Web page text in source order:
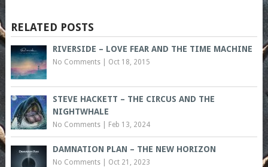
RELATED POSTS
RIVERSIDE – LOVE FEAR AND THE TIME MACHINE
No Comments| Oct 18, 2015
STEVE HACKETT – THE CIRCUS AND THE
NIGHTWHALE
No Comments| Feb 13, 2024
DAMNATION PLAN – THE NEW HORIZON
No Comments| Oct 21, 2023